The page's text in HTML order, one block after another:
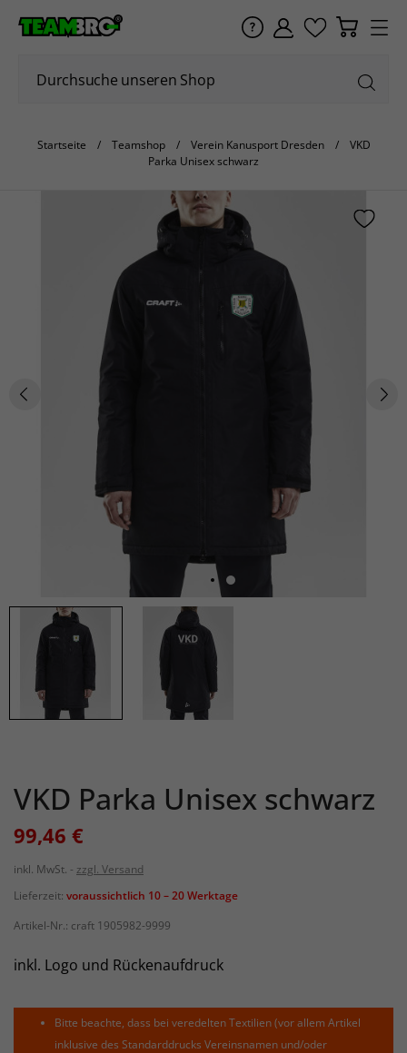
Startseite Teamshop Verein Kanusport Dresden
VKD
Parka Unisex schwarz
VKD Parka Unisex schwarz
99,46 €
inkl. MwSt.
zzgl. Versand
Lieferzeit: voraussichtlich 10 – 20 Werktage
Artikel-Nr.: craft 1905982-9999
inkl. Logo und Rückenaufdruck
Bitte beachte, dass bei veredelten Textilien (vor allem Artikel
inklusive des Standarddrucks Vereinsnamen und/oder